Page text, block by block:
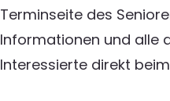
Terminseite des
Informationen und alle
Interessierte direkt